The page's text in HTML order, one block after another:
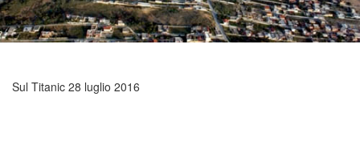
Sul Titanic 28 luglio 2016